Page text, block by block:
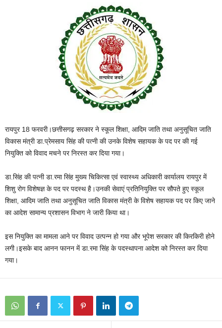
रायपुर 18 फरवरी।छत्तीसगढ़ सरकार ने स्कूल शिक्षा, आदिम जाति तथा अनुसूचित जाति
विकास मंत्री डा.प्रेमसाय सिंह की पत्नी की उनके विशेष सहायक के पद पर की गई
नियुक्ति को विवाद मचने पर निरस्त कर दिया गया।
डा.सिंह की पत्नी डा.रमा सिंह मुख्य चिकित्सा एवं स्वास्थ्य अधिकारी कार्यालय रायपुर में
शिशु रोग विशेषज्ञ के पद पर पदस्थ है।उनकी सेवाएं प्रतिनियुक्ति पर सौपते हुए स्कूल
शिक्षा, आदिम जाति तथा अनुसूचित जाति विकास मंत्री के विशेष सहायक पद पर किए जाने
का आदेश सामान्य प्रशासन विभाग ने जारी किया था।
इस नियुक्ति का मामला आने पर विवाद उत्पन्न हो गया और भूपेश सरकार की किरकिरी होने
लगी।इसके बाद आनन फानन में डा.रमा सिंह के पदस्थापना आदेश को निरस्त कर दिया
गया।